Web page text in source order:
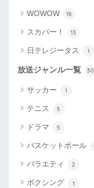
WOWOW 18
スカパー！ 13
日テレジータス 1
放送ジャンル一覧 30
サッカー 1
テニス 5
ドラマ 5
バスケットボール
バラエティ 2
ボクシング 1